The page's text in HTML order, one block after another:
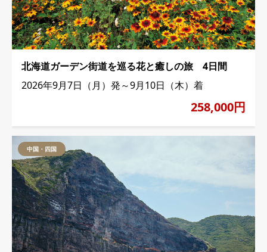
北海道ガーデン街道を巡る花と癒しの旅 4日間
2026年9月7日（月）発～9月10日（木）着
258,000円
中国・四国